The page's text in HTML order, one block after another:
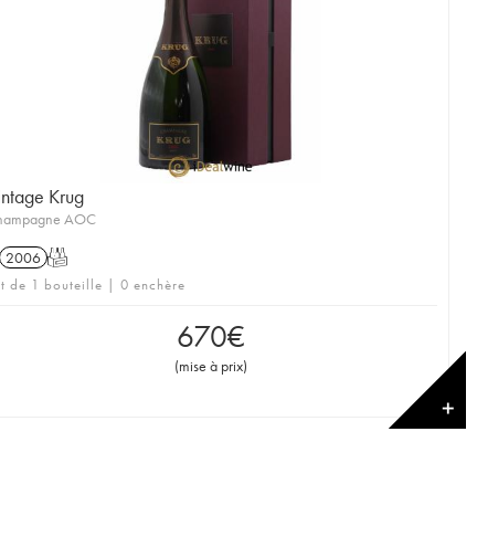
Krug
AOC
2006 T
de 1 bouteille | 0 enchère
670€
(mise à prix)
✕